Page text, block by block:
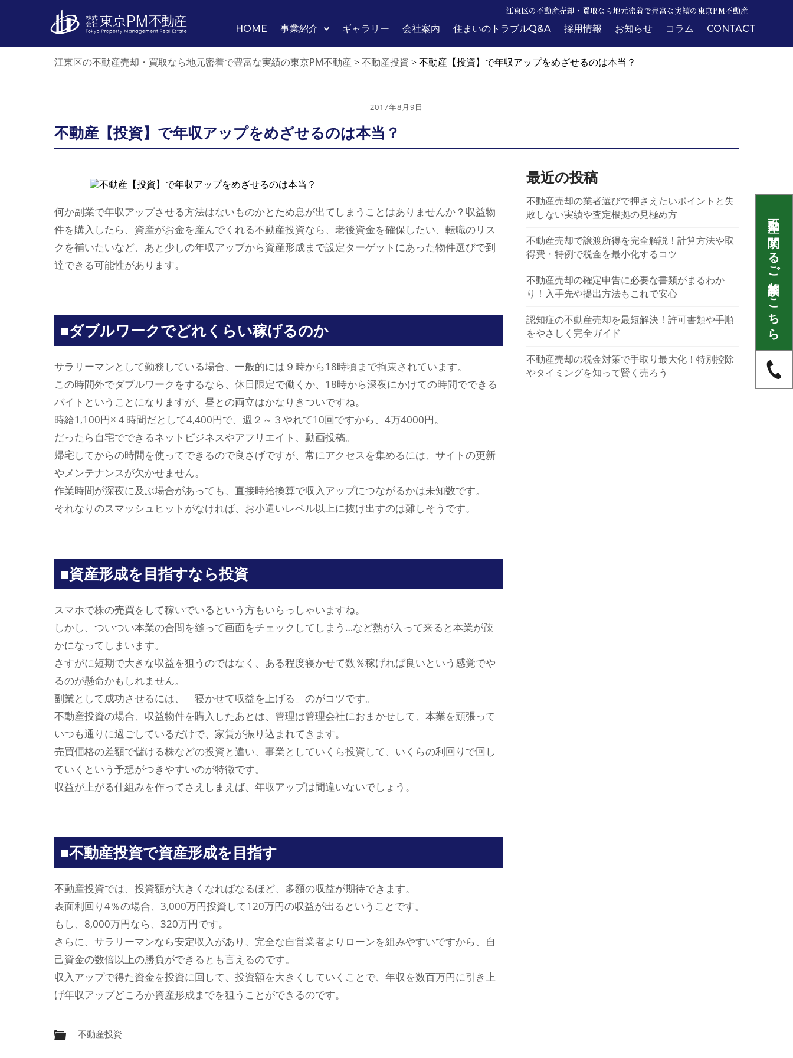
不動産に関するご相談はこちら
江東区の不動産売却・買取なら地元密着で豊富な実績の東京PM不動産
HOME
事業紹介 ギャラリー 会社案内 住まいのトラブルQ&A 採用情報 お知らせ コラム CONTACT
江東区の不動産売却・買取なら地元密着で豊富な実績の東京PM不動産 > 不動産投資 > 不動産【投資】で年収アップをめざせるのは本当？
2017年8月9日
不動産【投資】で年収アップをめざせるのは本当？
何か副業で年収アップさせる方法はないものかとため息が出てしまうことはありませんか？収益物
件を購入したら、資産がお金を産んでくれる不動産投資なら、老後資金を確保したい、転職のリス
クを補いたいなど、あと少しの年収アップから資産形成まで設定ターゲットにあった物件選びで到
達できる可能性があります。
■ダブルワークでどれくらい稼げるのか
サラリーマンとして勤務している場合、一般的には９時から18時頃まで拘束されています。
この時間外でダブルワークをするなら、休日限定で働くか、18時から深夜にかけての時間でできる
バイトということになりますが、昼との両立はかなりきついですね。
時給1,100円×４時間だとして4,400円で、週２～３やれて10回ですから、4万4000円。
だったら自宅でできるネットビジネスやアフリエイト、動画投稿。
帰宅してからの時間を使ってできるので良さげですが、常にアクセスを集めるには、サイトの更新
やメンテナンスが欠かせません。
作業時間が深夜に及ぶ場合があっても、直接時給換算で収入アップにつながるかは未知数です。
それなりのスマッシュヒットがなければ、お小遣いレベル以上に抜け出すのは難しそうです。
■資産形成を目指すなら投資
スマホで株の売買をして稼いでいるという方もいらっしゃいますね。
しかし、ついつい本業の合間を縫って画面をチェックしてしまう…など熱が入って来ると本業が疎
かになってしまいます。
さすがに短期で大きな収益を狙うのではなく、ある程度寝かせて数％稼げれば良いという感覚でや
るのが懸命かもしれません。
副業として成功させるには、「寝かせて収益を上げる」のがコツです。
不動産投資の場合、収益物件を購入したあとは、管理は管理会社におまかせして、本業を頑張って
いつも通りに過ごしているだけで、家賃が振り込まれてきます。
売買価格の差額で儲ける株などの投資と違い、事業としていくら投資して、いくらの利回りで回し
ていくという予想がつきやすいのが特徴です。
収益が上がる仕組みを作ってさえしまえば、年収アップは間違いないでしょう。
■不動産投資で資産形成を目指す
不動産投資では、投資額が大きくなればなるほど、多額の収益が期待できます。
表面利回り4％の場合、3,000万円投資して120万円の収益が出るということです。
もし、8,000万円なら、320万円です。
さらに、サラリーマンなら安定収入があり、完全な自営業者よりローンを組みやすいですから、自
己資金の数倍以上の勝負ができるとも言えるのです。
収入アップで得た資金を投資に回して、投資額を大きくしていくことで、年収を数百万円に引き上
げ年収アップどころか資産形成までを狙うことができるのです。
不動産投資
最近の投稿
不動産売却の業者選びで押さえたいポイントと失
敗しない実績や査定根拠の見極め方
不動産売却で譲渡所得を完全解説！計算方法や取
得費・特例で税金を最小化するコツ
不動産売却の確定申告に必要な書類がまるわか
り！入手先や提出方法もこれで安心
認知症の不動産売却を最短解決！許可書類や手順
をやさしく完全ガイド
不動産売却の税金対策で手取り最大化！特別控除
やタイミングを知って賢く売ろう